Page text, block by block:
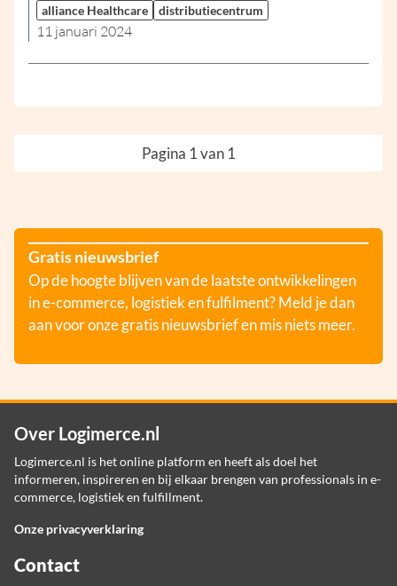
alliance Healthcare distributiecentrum
11 januari 2024
Pagina 1 van 1
Gratis nieuwsbrief
Op de hoogte blijven van de laatste ontwikkelingen
in e-commerce, logistiek en fulfilment? Meld je dan
aan voor onze gratis nieuwsbrief en mis niets meer.
Over Logimerce.nl
Logimerce.nl is het online platform en heeft als doel het
informeren, inspireren en bij elkaar brengen van professionals in e-
commerce, logistiek en fulfillment.
Onze privacyverklaring
Contact